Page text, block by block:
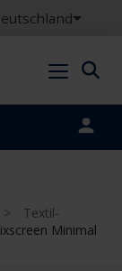
>
Textil-
Minimal